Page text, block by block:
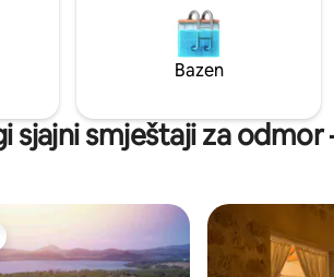
pristup sadržajima u
Park Country Club,
potpuno
i dodatni vanjski
Hells Gate, Mt.
Island,
Carnelley's next
raditi i uživati!
Bazen
sjajni smještaji za odmor